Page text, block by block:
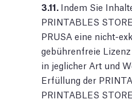
3.11. Indem Sie
PRINTABLES
PRUSA eine nicht-
gebührenfreie
in jeglicher Art und
Erfüllung der
PRINTABLES